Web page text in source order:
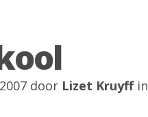
door Lizet Kruyffin